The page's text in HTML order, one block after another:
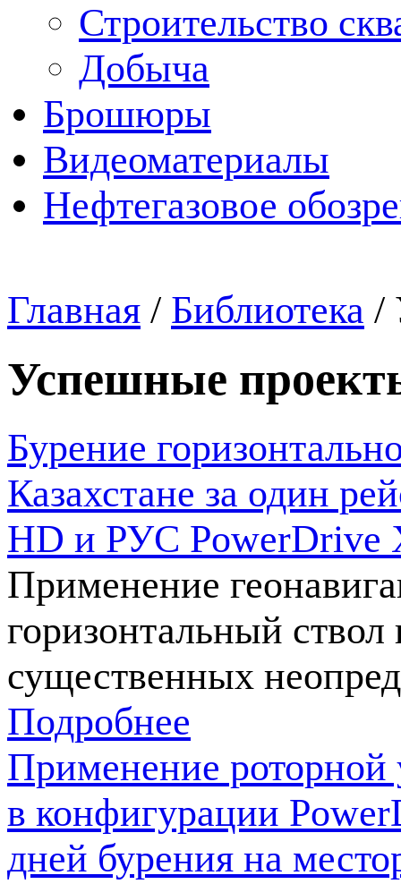
Строительство
Добыча
Брошюры
Видеоматериалы
Нефтегазовое
Главная / Библиотека /
Успешные
Бурение
Казахстане за один
HD и РУС PowerDrive
Применение
горизонтальный
существенных
Подробнее
Применение
в конфигурации
дней бурения на